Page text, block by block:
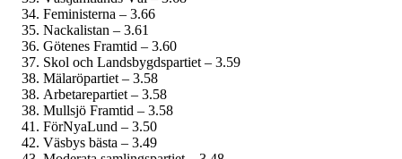
Feministerna – 3.66
Nackalistan – 3.61
Götenes Framtid – 3.60
Skol och Landsbygdspartiet – 3.59
Mälaröpartiet – 3.58
Arbetarepartiet – 3.58
Mullsjö Framtid – 3.58
FörNyaLund – 3.50
Väsbys bästa – 3.49